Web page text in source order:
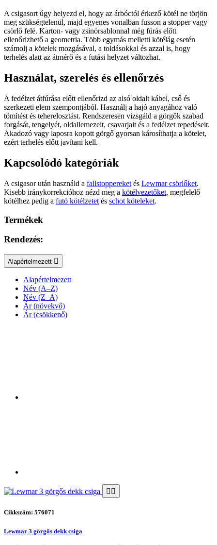
A csigasort úgy helyezd el, hogy az árbóctól érkező kötél ne törjön
meg szükségtelenül, majd egyenes vonalban fusson a stopper vagy
csörlő felé. Karton- vagy zsinórsablonnal még fúrás előtt
ellenőrizhető a geometria. Több egymás melletti kötélág esetén
számolj a kötelek mozgásával, a toldásokkal és azzal is, hogy
terhelés alatt az átmérő és a futási helyzet változhat.
Használat, szerelés és ellenőrzés
A fedélzet átfúrása előtt ellenőrizd az alsó oldalt kábel, cső és
szerkezeti elem szempontjából. Használj a hajó anyagához való
tömítést és teherelosztást. Rendszeresen vizsgáld a görgők szabad
forgását, tengelyét, oldallemezeit, csavarjait és a fedélzet repedéseit.
Akadozó vagy laposra kopott görgő gyorsan károsíthatja a kötelet,
ezért terhelés előtt javítani kell.
Kapcsolódó kategóriák
A csigasor után használd a fallstoppereket és Lewmar csörlőket.
Kisebb iránykorrekcióhoz nézd meg a kötélvezetőket, megfelelő
kötélhez pedig a futó kötélzetet és schot köteleket.
Termékek
Rendezés:
Alapértelmezett
Alapértelmezett
Név (A–Z)
Név (Z–A)
Ár (növekvő)
Ár (csökkenő)
Cikkszám: 576071
Lewmar 3 görgős dekk csiga